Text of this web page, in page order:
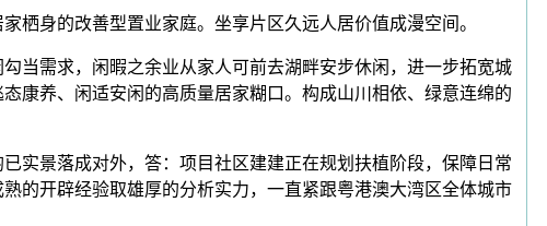
身的改善型置业家庭。坐享片区久远人居价值成漫空间。
需求，闲暇之余业从家人可前去湖畔安步休闲，进一步拓宽城
康养、闲适安闲的高质量居家糊口。构成山川相依、绿意连绵的
景落成对外，答：项目社区建建正在规划扶植阶段，保障日常
的开辟经验取雄厚的分析实力，一直紧跟粤港澳大湾区全体城市